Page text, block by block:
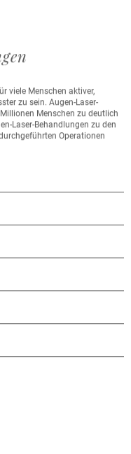
viele Menschen aktiver,
zu sein. Augen-Laser-
Menschen zu deutlich
Laser-Behandlungen zu den
Operationen